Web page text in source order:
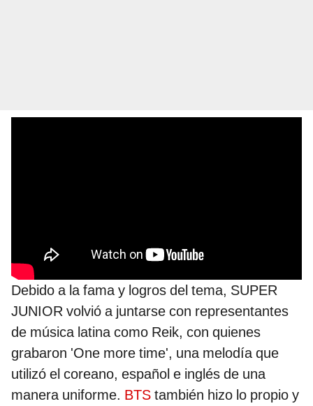
Debido a la fama y logros del tema, SUPER
JUNIOR volvió a juntarse con representantes
de música latina como Reik, con quienes
grabaron 'One more time', una melodía que
utilizó el coreano, español e inglés de una
manera uniforme. BTS también hizo lo propio y